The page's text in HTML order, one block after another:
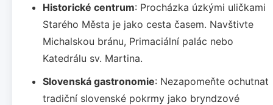
Historické centrum: Procházka úzkými uličkami
Starého Města je jako cesta časem. Navštivte
Michalskou bránu, Primaciální palác nebo
Katedrálu sv. Martina.
Slovenská gastronomie: Nezapomeňte ochutnat
tradiční slovenské pokrmy jako bryndzové